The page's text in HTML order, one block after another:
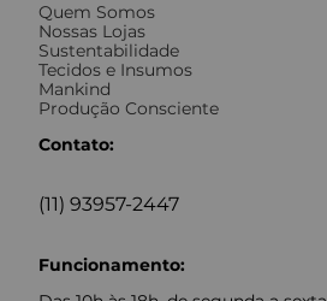
Quem Somos
Nossas Lojas
Sustentabilidade
Tecidos e Insumos
Mankind
Produção Consciente
Contato:
(11) 93957-2447
Funcionamento: